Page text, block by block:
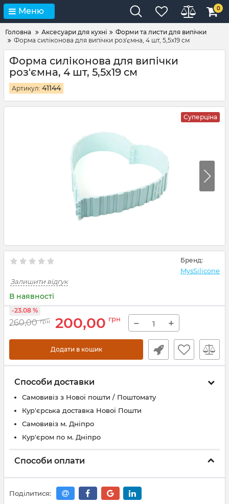
Меню 0
Головна Аксесуари для кухні
Форми та листи для випічки
Форма силіконова для випічки роз'ємна, 4 шт, 5,5х19 см
Форма силіконова для випічки
роз'ємна, 4 шт, 5,5х19 см
Артикул: 41144
Суперціна
Бренд:
MysSilicone
Залишити відгук
В наявності
260,00 грн 200,00 грн
-23.08 %
− +
Додати в кошик
Способи доставки
Самовивіз з Нової пошти / Поштомату
Кур'єрська доставка Нової Пошти
Самовивіз м. Дніпро
Кур'єром по м. Дніпро
Способи оплати
Поділитися: